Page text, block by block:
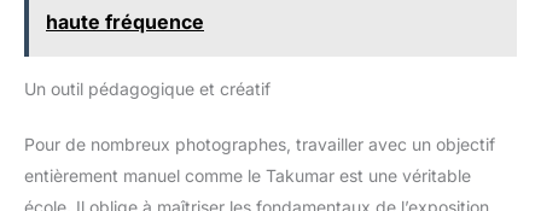
haute fréquence
Un outil pédagogique et créatif
Pour de nombreux photographes, travailler avec un objectif
entièrement manuel comme le Takumar est une véritable
école. Il oblige à maîtriser les fondamentaux de l’exposition